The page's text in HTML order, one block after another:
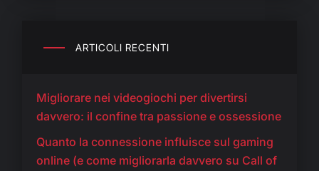
ARTICOLI RECENTI
Migliorare nei videogiochi per divertirsi
davvero: il confine tra passione e ossessione
Quanto la connessione influisce sul gaming
online (e come migliorarla davvero su Call of